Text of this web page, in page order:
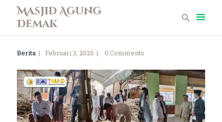
Masjid Agung
Demak
Masjid Agung Demak
Beranda
Profil
Berita
Remaja Masjid
Koleksi Museum
Berita Februari 3, 2025 0Comments